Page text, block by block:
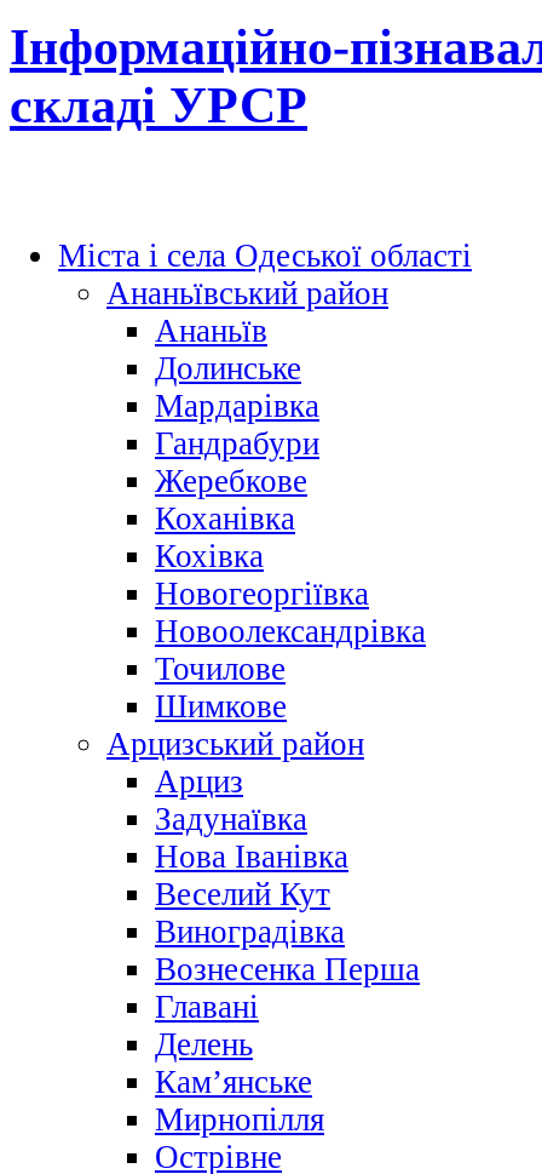
Інформаційно-
складі УРСР
Міста і села Одеської області
Ананьївський район
Ананьїв
Долинське
Мардарівка
Гандрабури
Жеребкове
Коханівка
Кохівка
Новогеоргіївка
Новоолександрівка
Точилове
Шимкове
Арцизський район
Арциз
Задунаївка
Нова Іванівка
Веселий Кут
Виноградівка
Вознесенка Перша
Главані
Делень
Кам’янське
Мирнопілля
Острівне